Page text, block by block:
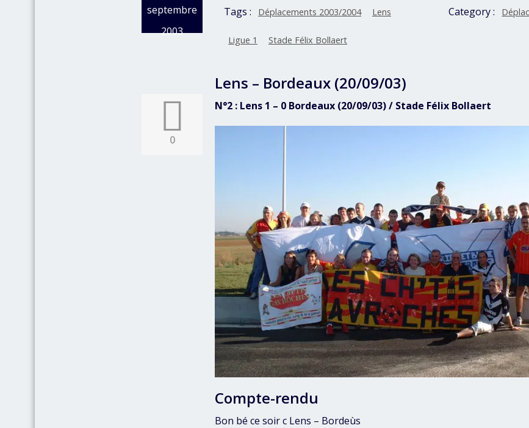
septembre
2003
0
Tags : Déplacements 2003/2004 Lens
Ligue 1 Stade Félix Bollaert
Category :
Lens – Bordeaux (20/09/03)
N°2 : Lens 1 – 0 Bordeaux (20/09/03) / Stade Félix Bollaert
Compte-rendu
Bon bé ce soir c Lens – Bordeùs